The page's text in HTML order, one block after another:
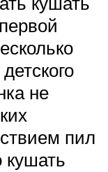
не
пил
кушать